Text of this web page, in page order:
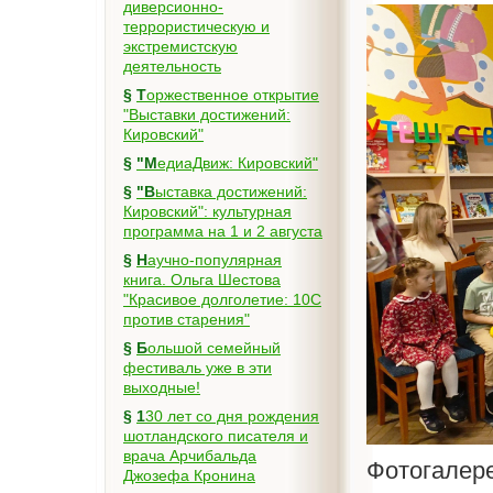
диверсионно-
террористическую и
экстремистскую
деятельность
§ Торжественное открытие
"Выставки достижений:
Кировский"
§
"МедиаДвиж: Кировский"
§ "Выставка достижений:
Кировский": культурная
программа на 1 и 2 августа
§ Научно-популярная
книга. Ольга Шестова
"Красивое долголетие: 10C
против старения"
§ Большой семейный
фестиваль уже в эти
выходные!
§ 130 лет со дня рождения
шотландского писателя и
врача Арчибальда
Джозефа Кронина